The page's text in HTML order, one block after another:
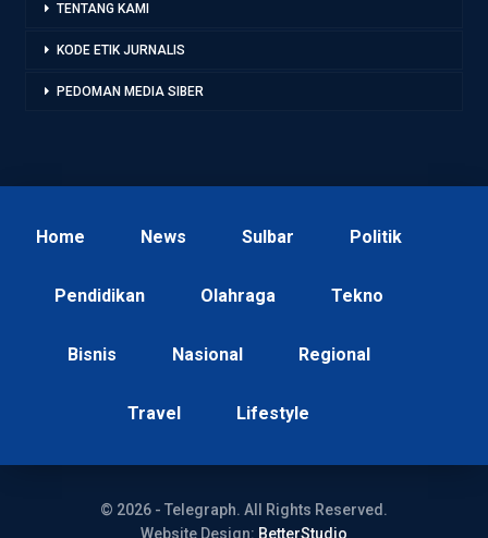
TENTANG KAMI
KODE ETIK JURNALIS
PEDOMAN MEDIA SIBER
Home News Sulbar Politik
Pendidikan Olahraga Tekno
Bisnis Nasional Regional
Travel Lifestyle
© 2026 - Telegraph. All Rights Reserved.
Website Design: BetterStudio